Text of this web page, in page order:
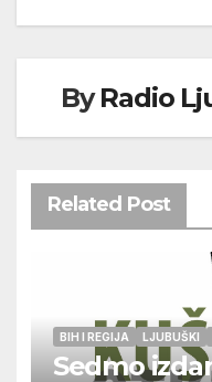
ByRadio
Related Post
BIH I REGIJA LJUBUŠKI
Sedmo